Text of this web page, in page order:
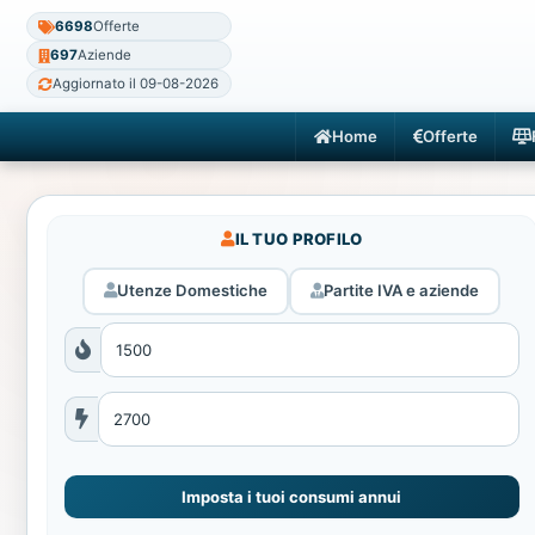
6698Offerte
697Aziende
Aggiornato il 09-08-2026
Home Offerte
IL TUO PROFILO
Utenze Domestiche Partite IVA e aziende
Imposta i tuoi consumi annui